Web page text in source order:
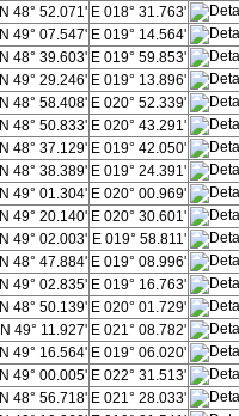
N 48° 52.071' E 018° 31.763'
N 49° 07.547' E 019° 14.564'
N 48° 39.603' E 019° 59.853'
N 49° 29.246' E 019° 13.896'
N 48° 58.408' E 020° 52.339'
N 48° 50.833' E 020° 43.291'
N 48° 37.129' E 019° 42.050'
N 48° 38.389' E 019° 24.391'
N 49° 01.304' E 020° 00.969'
N 49° 20.140' E 020° 30.601'
N 49° 02.003' E 019° 58.811'
N 48° 47.884' E 019° 08.996'
N 49° 02.835' E 019° 16.763'
N 48° 50.139' E 020° 01.729'
N 49° 11.927' E 021° 08.782'
N 49° 16.564' E 019° 06.020'
N 49° 00.005' E 022° 31.513'
N 48° 56.718' E 021° 28.033'